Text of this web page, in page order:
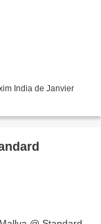
India de Janvier